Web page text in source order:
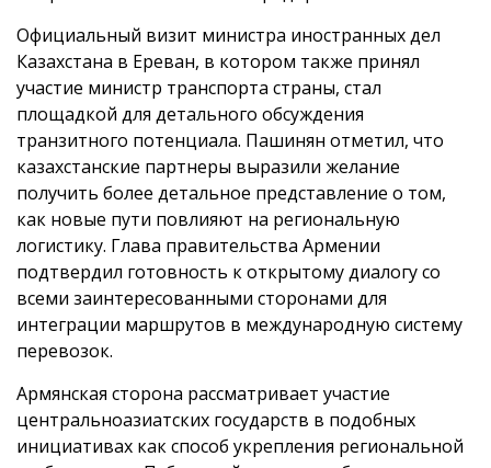
Официальный визит министра иностранных дел
Казахстана в Ереван, в котором также принял
участие министр транспорта страны, стал
площадкой для детального обсуждения
транзитного потенциала. Пашинян отметил, что
казахстанские партнеры выразили желание
получить более детальное представление о том,
как новые пути повлияют на региональную
логистику. Глава правительства Армении
подтвердил готовность к открытому диалогу со
всеми заинтересованными сторонами для
интеграции маршрутов в международную систему
перевозок.
Армянская сторона рассматривает участие
центральноазиатских государств в подобных
инициативах как способ укрепления региональной